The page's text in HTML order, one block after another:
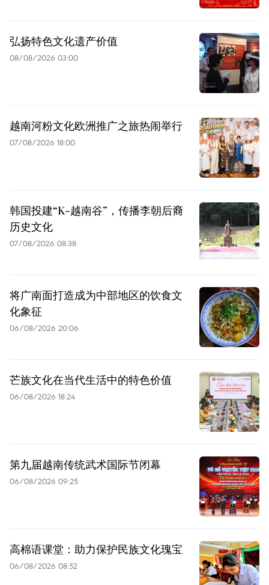
弘扬特色文化遗产价值
08/08/2026 03:00
越南河粉文化欧洲推广之旅热闹举行
07/08/2026 18:00
韩国投建“K-越南谷”，传播李朝后裔
历史文化
07/08/2026 08:38
将广南面打造成为中部地区的饮食文
化象征
06/08/2026 20:06
芒族文化在当代生活中的特色价值
06/08/2026 18:24
第九届越南传统武术国际节闭幕
06/08/2026 09:25
高棉语课堂：助力保护民族文化瑰宝
06/08/2026 08:52